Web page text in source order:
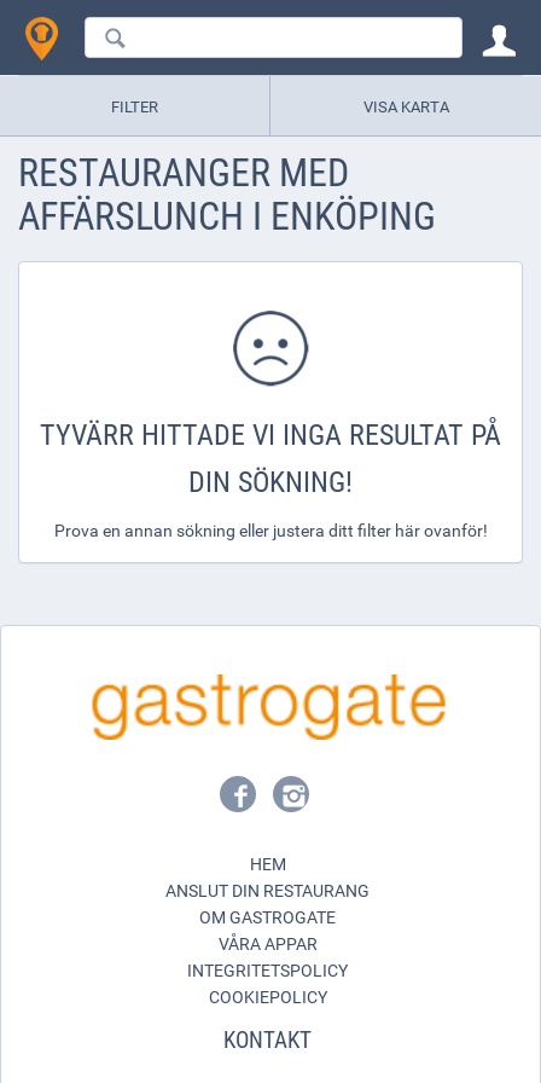
FILTER VISA KARTA
RESTAURANGER MED
AFFÄRSLUNCH I ENKÖPING
TYVÄRR HITTADE VI INGA RESULTAT PÅ
DIN SÖKNING!
Prova en annan sökning eller justera ditt filter här ovanför!
HEM
ANSLUT DIN RESTAURANG
OM GASTROGATE
VÅRA APPAR
INTEGRITETSPOLICY
COOKIEPOLICY
KONTAKT